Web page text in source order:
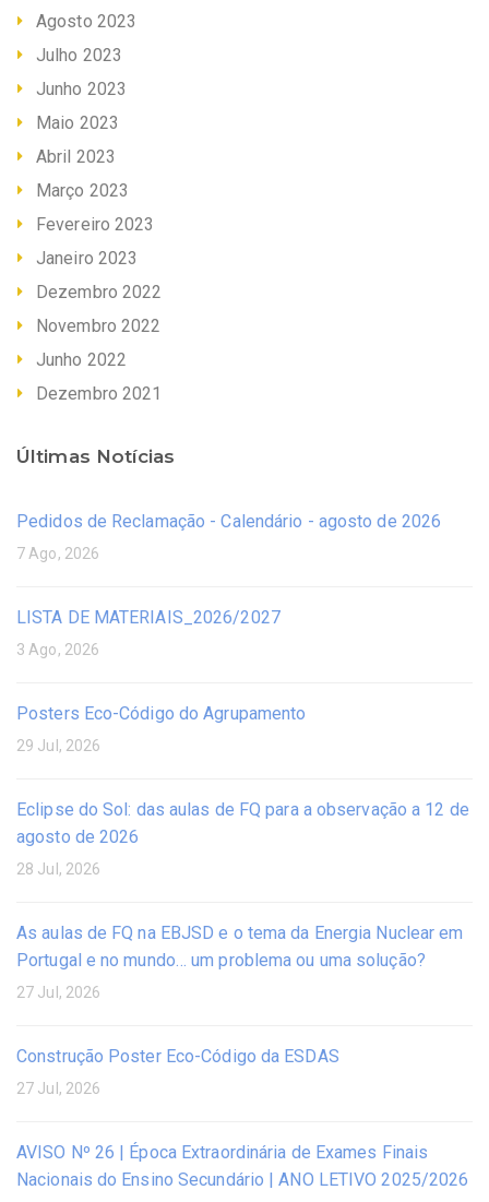
Agosto 2023
Julho 2023
Junho 2023
Maio 2023
Abril 2023
Março 2023
Fevereiro 2023
Janeiro 2023
Dezembro 2022
Novembro 2022
Junho 2022
Dezembro 2021
Últimas Notícias
Pedidos de Reclamação - Calendário - agosto de 2026
7 Ago, 2026
LISTA DE MATERIAIS_2026/2027
3 Ago, 2026
Posters Eco-Código do Agrupamento
29 Jul, 2026
Eclipse do Sol: das aulas de FQ para a observação a 12 de
agosto de 2026
28 Jul, 2026
As aulas de FQ na EBJSD e o tema da Energia Nuclear em
Portugal e no mundo… um problema ou uma solução?
27 Jul, 2026
Construção Poster Eco-Código da ESDAS
27 Jul, 2026
AVISO Nº 26 | Época Extraordinária de Exames Finais
Nacionais do Ensino Secundário | ANO LETIVO 2025/2026